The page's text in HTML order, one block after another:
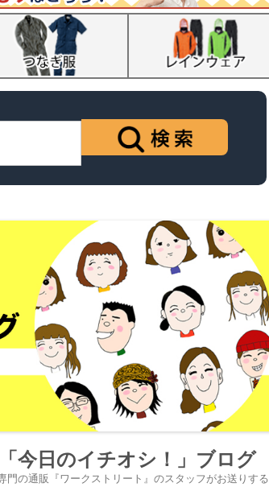
今日のイチオシ！」ブログ
の通販『ワークストリート』のスタッフがお送りする